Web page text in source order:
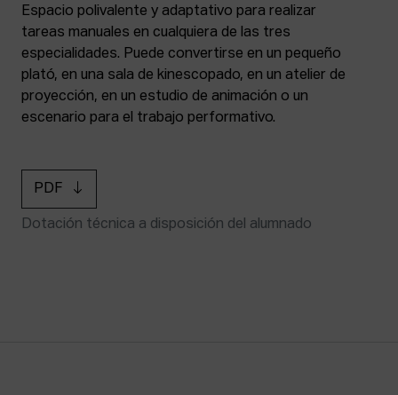
Espacio polivalente y adaptativo para realizar
tareas manuales en cualquiera de las tres
especialidades. Puede convertirse en un pequeño
plató, en una sala de kinescopado, en un atelier de
proyección, en un estudio de animación o un
escenario para el trabajo performativo.
PDF
Dotación técnica a disposición del alumnado